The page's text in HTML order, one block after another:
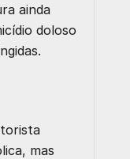
ainda
doloso
mas